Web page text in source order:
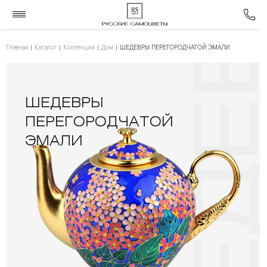
Главная Каталог Коллекции Дом ШЕДЕВРЫ ПЕРЕГОРОДЧАТОЙ ЭМАЛИ
ШЕДЕВРЫ
ПЕРЕГОРОДЧАТОЙ
ЭМАЛИ